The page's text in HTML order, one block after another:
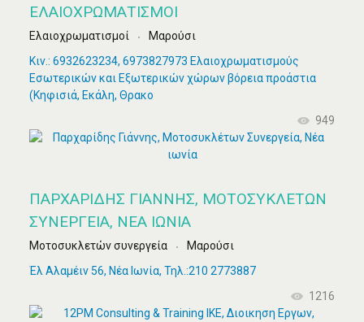
ΕΛΑΙΟΧΡΩΜΑΤΙΣΜΟΊ
Ελαιοχρωματισμοί
Μαρούσι
Κιν.: 6932623234, 6973827973 Ελαιοχρωματισμούς
Εσωτερικών και Εξωτερικών χώρων βόρεια προάστια
(Κηφισιά, Εκάλη, Θρακο
949
ΠΑΡΧΑΡΊΔΗΣ ΓΙΆΝΝΗΣ, ΜΟΤΟΣΥΚΛΈΤΩΝ
ΣΥΝΕΡΓΕΊΑ, ΝΈΑ ΙΩΝΊΑ
Μοτοσυκλετών συνεργεία
Μαρούσι
Έλ Αλαμέιν 56, Νέα Ιωνία, Τηλ.:210 2773887
1216